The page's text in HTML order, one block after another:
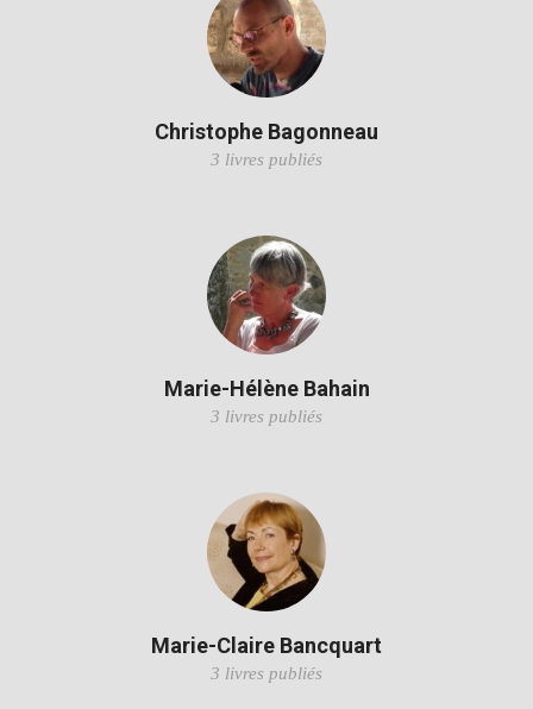
Christophe Bagonneau
3 livres publiés
Marie-Hélène Bahain
3 livres publiés
Marie-Claire Bancquart
3 livres publiés